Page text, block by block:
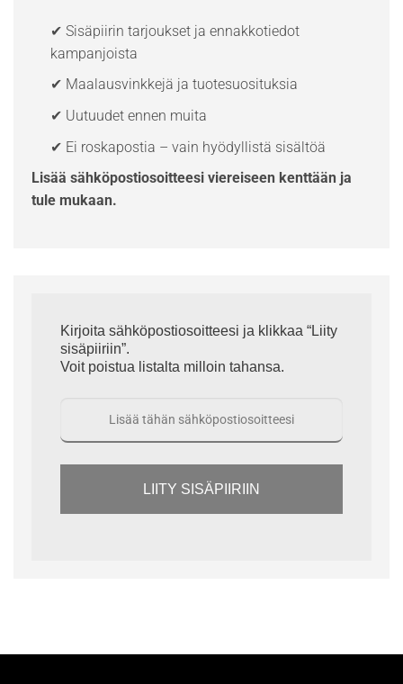
✔ Sisäpiirin tarjoukset ja ennakkotiedot
kampanjoista
✔ Maalausvinkkejä ja tuotesuosituksia
✔ Uutuudet ennen muita
✔ Ei roskapostia – vain hyödyllistä sisältöä
Lisää sähköpostiosoitteesi viereiseen kenttään ja
tule mukaan.
Kirjoita sähköpostiosoitteesi ja klikkaa “Liity
sisäpiiriin”.
Voit poistua listalta milloin tahansa.
LIITY SISÄPIIRIIN